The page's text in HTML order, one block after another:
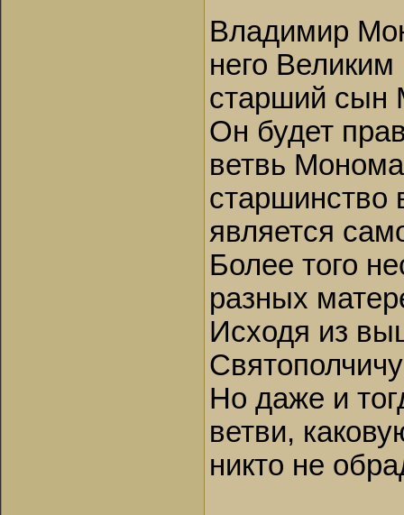
Владимир
него Великим
старший сын
Он будет
ветвь
старшинство
является
Более того
разных
Исходя из
Но даже и
ветви,
никто не